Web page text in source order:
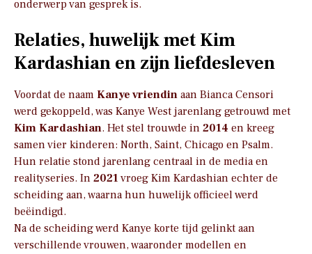
onderwerp van gesprek is.
Relaties, huwelijk met Kim
Kardashian en zijn liefdesleven
Voordat de naam Kanye vriendin aan Bianca Censori
werd gekoppeld, was Kanye West jarenlang getrouwd met
Kim Kardashian. Het stel trouwde in 2014 en kreeg
samen vier kinderen: North, Saint, Chicago en Psalm.
Hun relatie stond jarenlang centraal in de media en
realityseries. In 2021 vroeg Kim Kardashian echter de
scheiding aan, waarna hun huwelijk officieel werd
beëindigd.
Na de scheiding werd Kanye korte tijd gelinkt aan
verschillende vrouwen, waaronder modellen en